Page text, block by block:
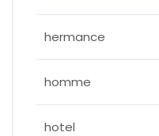
hermance
homme
hotel